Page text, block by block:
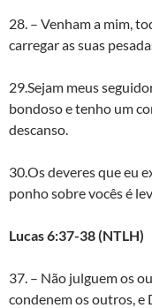
28. – Venham a mim,
carregar as suas
29.Sejam meus
bondoso e tenho um
descanso.
30.Os deveres que eu
ponho sobre vocês é
Lucas 6:37-38 (NTLH)
37. – Não julguem os
condenem os outros, e